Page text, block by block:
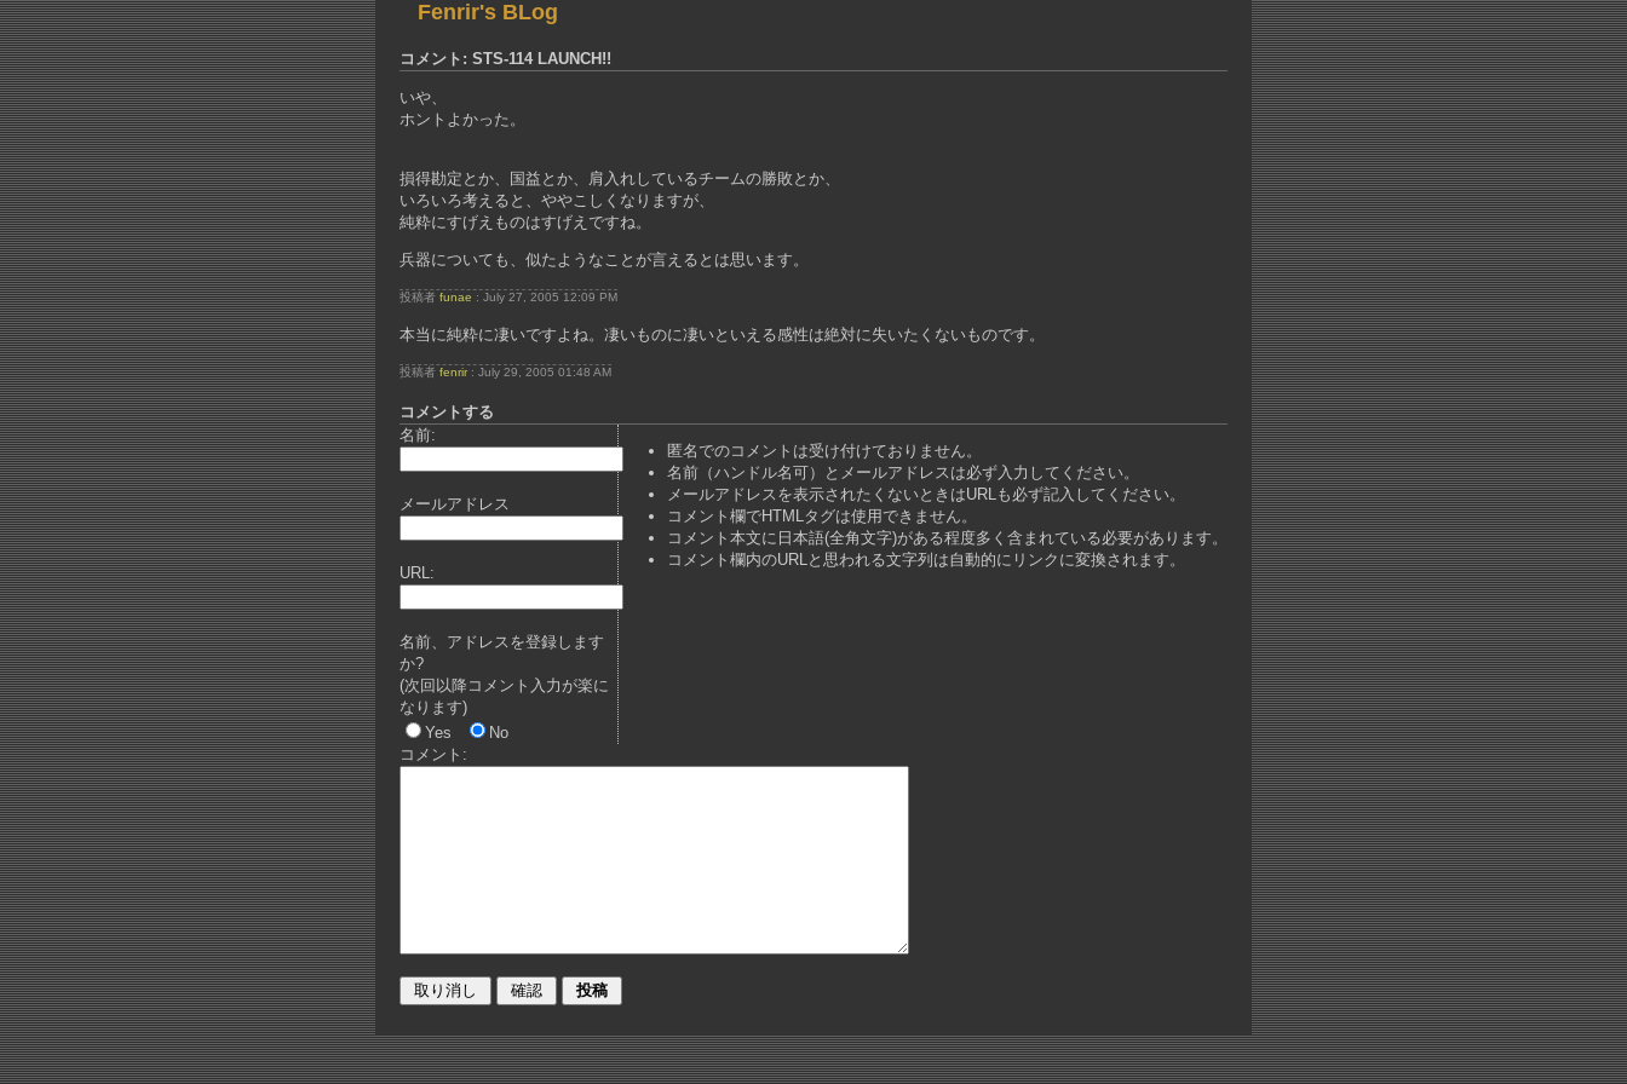
Fenrir's BLog
コメント: STS-114 LAUNCH!!
いや、
ホントよかった。
損得勘定とか、国益とか、肩入れしているチームの勝敗とか、
いろいろ考えると、ややこしくなりますが、
純粋にすげえものはすげえですね。
兵器についても、似たようなことが言えるとは思います。
投稿者 funae : July 27, 2005 12:09 PM
本当に純粋に凄いですよね。凄いものに凄いといえる感性は絶対に失いたくないものです。
投稿者 fenrir : July 29, 2005 01:48 AM
コメントする
名前:
メールアドレス
URL:
名前、アドレスを登録します
か?
(次回以降コメント入力が楽に
なります)
Yes
No
匿名でのコメントは受け付けておりません。
名前（ハンドル名可）とメールアドレスは必ず入力してください。
メールアドレスを表示されたくないときはURLも必ず記入してください。
コメント欄でHTMLタグは使用できません。
コメント本文に日本語(全角文字)がある程度多く含まれている必要があります。
コメント欄内のURLと思われる文字列は自動的にリンクに変換されます。
コメント: